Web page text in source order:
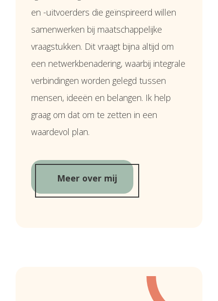
en -uitvoerders die geïnspireerd willen
samenwerken bij maatschappelijke
vraagstukken. Dit vraagt bijna altijd om
een netwerkbenadering, waarbij integrale
verbindingen worden gelegd tussen
mensen, ideeën en belangen. Ik help
graag om dat om te zetten in een
waardevol plan.
Meer over mij